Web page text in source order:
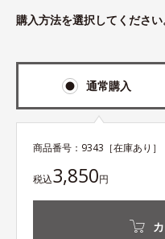
購入方法を選択してください
通常購入
商品番号： 9343 ［在庫あり］
税込3,850円